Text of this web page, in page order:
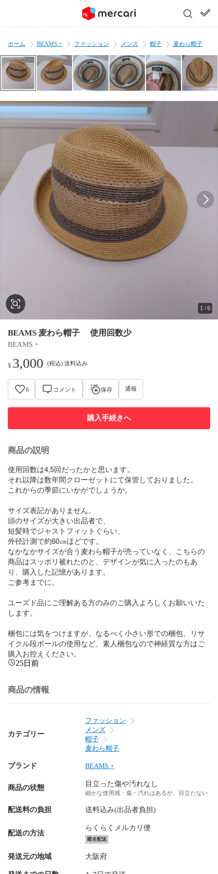
ホーム BEAMS + ファッション メンズ 帽子 麦わら帽子
1 /6
BEAMS 麦わら帽子 使用回数少
BEAMS +
¥3,000 (税込) 送料込み
6 コメント 保存 通報
購入手続きへ
商品の説明
使用回数は4,5回だったかと思います。
それ以降は数年間クローゼットにて保管しておりました。
これからの季節にいかがでしょうか。
サイズ表記がありません。
頭のサイズが大きい出品者で、
短髪時でジャストフィットぐらい、
外径計測で約60㎝ほどです。
なかなかサイズが合う麦わら帽子が売っていなく、こちらの
商品はスッポリ被れたのと、デザインが気に入ったのもあ
り、購入した記憶があります。
ご参考までに。
ユーズド品にご理解ある方のみのご購入よろしくお願いいた
します。
梱包には気をつけますが、なるべく小さい形での梱包、リサ
イクル段ボールの使用など、素人梱包なので神経質な方はご
購入お控えください。
25日前
商品の情報
カテゴリー
ファッション
メンズ
帽子
麦わら帽子
ブランド BEAMS +
商品の状態 目立った傷や汚れなし
細かな使用感・傷・汚れはあるが、目立たない
配送料の負担 送料込み(出品者負担)
配送の方法
らくらくメルカリ便
匿名配送
発送元の地域 大阪府